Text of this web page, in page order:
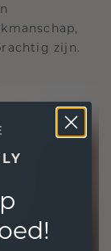
zijn.